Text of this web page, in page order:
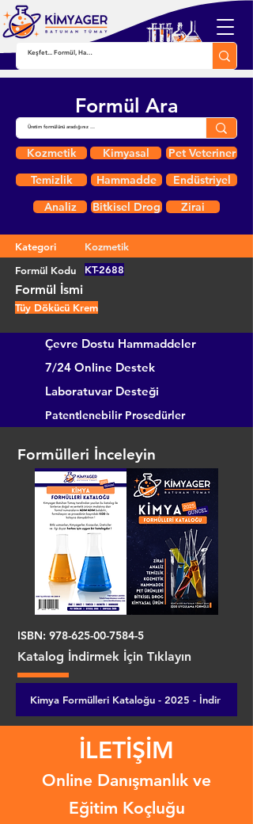
Formül Ara
Kozmetik Kimyasal
Pet Veteriner
Temizlik
Hammadde
Endüstriyel
Analiz
Bitkisel Drog Zirai
Kategori
Kozmetik
Formül Kodu
KT-2688
Formül İsmi
Tüy Dökücü Krem
Çevre Dostu Hammaddeler
7/24 Online Destek
Laboratuvar Desteği
Patentlenebilir Prosedürler
Formülleri İnceleyin
ISBN: 978-625-00-7584-5
Katalog İndirmek İçin Tıklayın
Kimya Formülleri Kataloğu - 2025 - İndir
İLETİŞİM
Online Danışmanlık ve
Eğitim Koçluğu